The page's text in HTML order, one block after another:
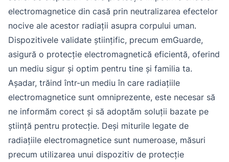
electromagnetice din casă prin neutralizarea efectelor
nocive ale acestor radiații asupra corpului uman.
Dispozitivele validate științific, precum emGuarde,
asigură o protecție electromagnetică eficientă, oferind
un mediu sigur și optim pentru tine și familia ta.
Așadar, trăind într-un mediu în care radiațiile
electromagnetice sunt omniprezente, este necesar să
ne informăm corect și să adoptăm soluții bazate pe
știință pentru protecție. Deși miturile legate de
radiațiile electromagnetice sunt numeroase, măsuri
precum utilizarea unui dispozitiv de protecție